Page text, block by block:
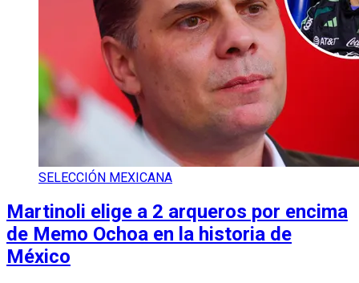
SELECCIÓN MEXICANA
Martinoli elige a 2 arqueros por encima
de Memo Ochoa en la historia de
México